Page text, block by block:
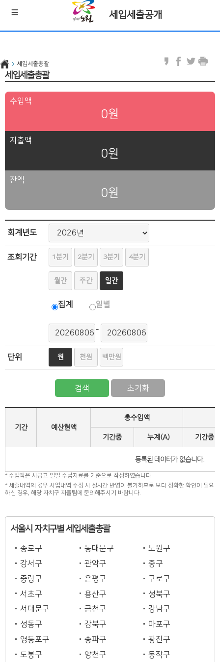
세입세출공개
세입세출총괄
세입세출총괄
수입액
0원
지출액
0원
잔액
0원
회계년도
조회기간 1분기 2분기 3분기 4분기
월간 주간 일간
집계 일별
-
단위 원 천원 백만원
검색 초기화
기간 예산현액
총수입액
기간중 누계(A) 기간중
등록된 데이터가 없습니다.
* 수입액은 시금고 일일 수납자료를 기준으로 작성하였습니다.
* 세출내역의 경우 사업내역 수정 시 실시간 반영이 불가하므로 보다 정확한 확인이 필요
하신 경우, 해당 자치구 지출팀에 문의해주시기 바랍니다.
서울시 자치구별 세입세출총괄
종로구 동대문구
노원구
강서구
관악구
중구
중랑구
은평구
구로구
서초구
용산구
성북구
서대문구
금천구
강남구
성동구
강북구
마포구
영등포구
송파구
광진구
도봉구
양천구 동작구